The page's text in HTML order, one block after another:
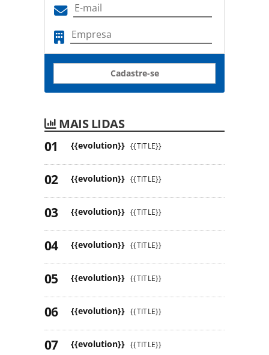
As principais notícias do Turismo no
seu e-mail
Cadastre-se
MAIS LIDAS
{{evolution}} {{TITLE}}
{{evolution}} {{TITLE}}
{{evolution}} {{TITLE}}
{{evolution}} {{TITLE}}
{{evolution}} {{TITLE}}